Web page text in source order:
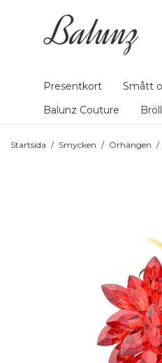
Presentkort Smått
Balunz Couture
Startsida / Smycken / Örhängen /